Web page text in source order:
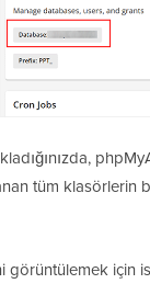
tüm klasörlerin
görüntülemek için